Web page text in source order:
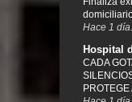
Hace 1 día.
Hospital
CADA